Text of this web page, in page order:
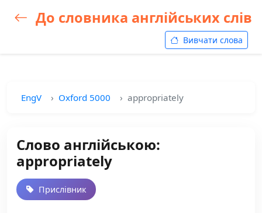
До словника англійських слів
Вивчати слова
EngV Oxford 5000 appropriately
Слово англійською:
appropriately
Прислівник